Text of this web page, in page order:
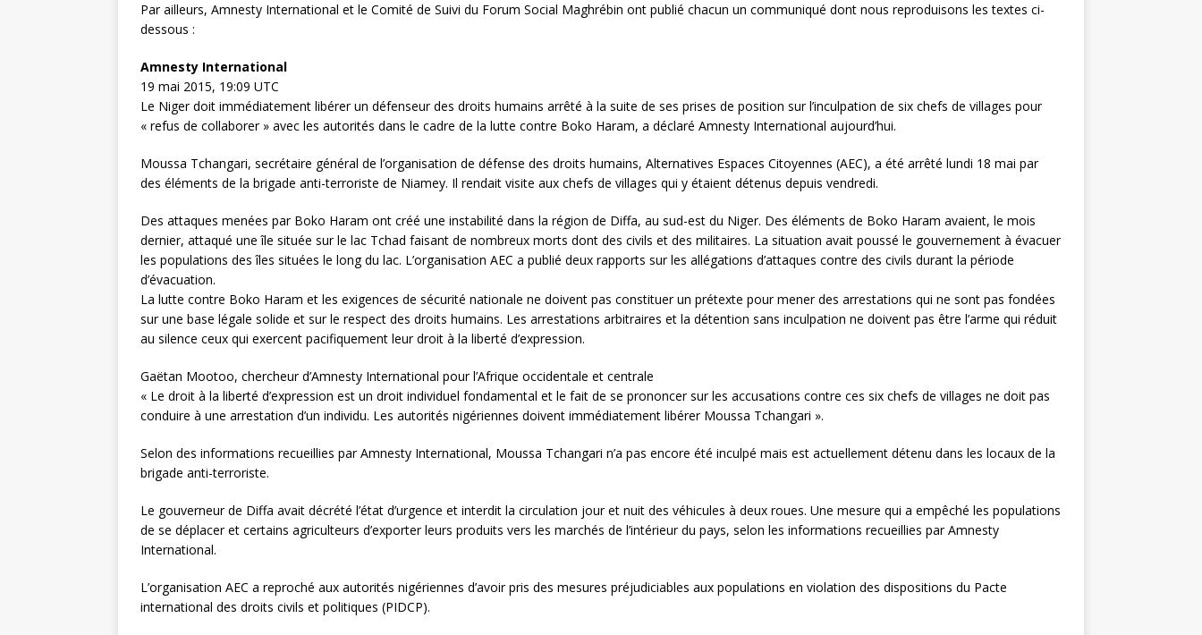
Par ailleurs, Amnesty International et le Comité de Suivi du Forum Social Maghrébin ont publié chacun un communiqué dont nous reproduisons les textes ci-
dessous :
Amnesty International
19 mai 2015, 19:09 UTC
Le Niger doit immédiatement libérer un défenseur des droits humains arrêté à la suite de ses prises de position sur l’inculpation de six chefs de villages pour
« refus de collaborer » avec les autorités dans le cadre de la lutte contre Boko Haram, a déclaré Amnesty International aujourd’hui.
Moussa Tchangari, secrétaire général de l’organisation de défense des droits humains, Alternatives Espaces Citoyennes (AEC), a été arrêté lundi 18 mai par
des éléments de la brigade anti-terroriste de Niamey. Il rendait visite aux chefs de villages qui y étaient détenus depuis vendredi.
Des attaques menées par Boko Haram ont créé une instabilité dans la région de Diffa, au sud-est du Niger. Des éléments de Boko Haram avaient, le mois
dernier, attaqué une île située sur le lac Tchad faisant de nombreux morts dont des civils et des militaires. La situation avait poussé le gouvernement à évacuer
les populations des îles situées le long du lac. L’organisation AEC a publié deux rapports sur les allégations d’attaques contre des civils durant la période
d’évacuation.
La lutte contre Boko Haram et les exigences de sécurité nationale ne doivent pas constituer un prétexte pour mener des arrestations qui ne sont pas fondées
sur une base légale solide et sur le respect des droits humains. Les arrestations arbitraires et la détention sans inculpation ne doivent pas être l’arme qui réduit
au silence ceux qui exercent pacifiquement leur droit à la liberté d’expression.
Gaëtan Mootoo, chercheur d’Amnesty International pour l’Afrique occidentale et centrale
« Le droit à la liberté d’expression est un droit individuel fondamental et le fait de se prononcer sur les accusations contre ces six chefs de villages ne doit pas
conduire à une arrestation d’un individu. Les autorités nigériennes doivent immédiatement libérer Moussa Tchangari ».
Selon des informations recueillies par Amnesty International, Moussa Tchangari n’a pas encore été inculpé mais est actuellement détenu dans les locaux de la
brigade anti-terroriste.
Le gouverneur de Diffa avait décrété l’état d’urgence et interdit la circulation jour et nuit des véhicules à deux roues. Une mesure qui a empêché les populations
de se déplacer et certains agriculteurs d’exporter leurs produits vers les marchés de l’intérieur du pays, selon les informations recueillies par Amnesty
International.
L’organisation AEC a reproché aux autorités nigériennes d’avoir pris des mesures préjudiciables aux populations en violation des dispositions du Pacte
international des droits civils et politiques (PIDCP).